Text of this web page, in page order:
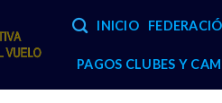
INICIO
PAGOS CLUBES Y